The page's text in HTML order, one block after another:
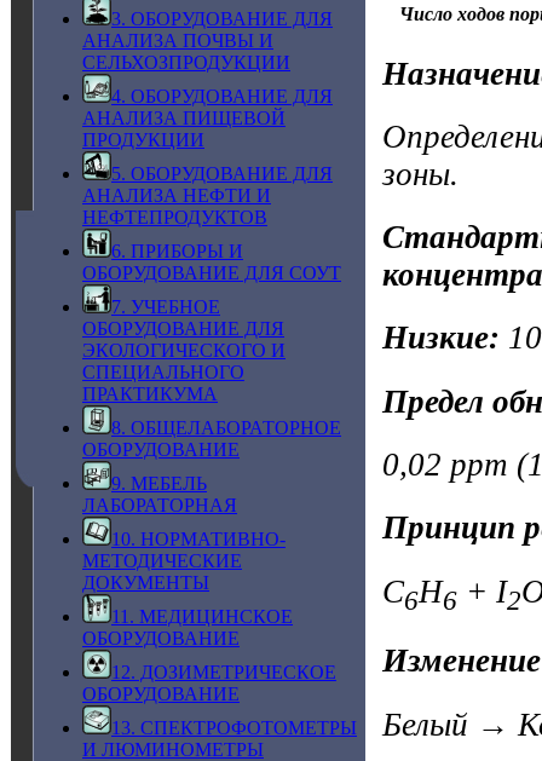
3. ОБОРУДОВАНИЕ ДЛЯ
АНАЛИЗА ПОЧВЫ И
СЕЛЬХОЗПРОДУКЦИИ
4. ОБОРУДОВАНИЕ ДЛЯ
АНАЛИЗА ПИЩЕВОЙ
ПРОДУКЦИИ
5. ОБОРУДОВАНИЕ ДЛЯ
АНАЛИЗА НЕФТИ И
НЕФТЕПРОДУКТОВ
6. ПРИБОРЫ И
ОБОРУДОВАНИЕ ДЛЯ СОУТ
7. УЧЕБНОЕ
ОБОРУДОВАНИЕ ДЛЯ
ЭКОЛОГИЧЕСКОГО И
СПЕЦИАЛЬНОГО
ПРАКТИКУМА
8. ОБЩЕЛАБОРАТОРНОЕ
ОБОРУДОВАНИЕ
9. МЕБЕЛЬ
ЛАБОРАТОРНАЯ
10. НОРМАТИВНО-
МЕТОДИЧЕСКИЕ
ДОКУМЕНТЫ
11. МЕДИЦИНСКОЕ
ОБОРУДОВАНИЕ
12. ДОЗИМЕТРИЧЕСКОЕ
ОБОРУДОВАНИЕ
13. СПЕКТРОФОТОМЕТРЫ
И ЛЮМИНОМЕТРЫ
Число ходов
зоны.
Низкие:
Предел
0,02 ppm
Принцип
C6H6 + I2
Белый →